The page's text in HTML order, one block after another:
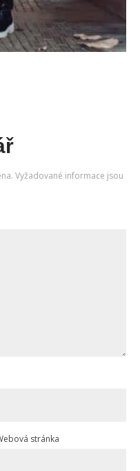
Vyžadované informace jsou
stránka